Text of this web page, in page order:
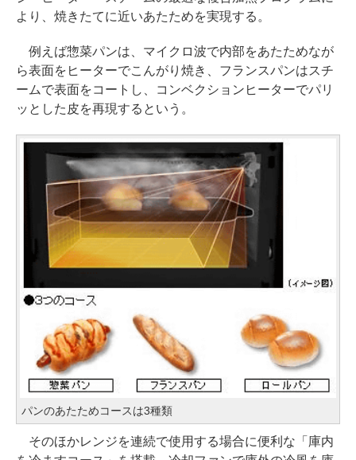
より、焼きたてに近いあたためを実現する。
例えば惣菜パンは、マイクロ波で内部をあたためなが
ら表面をヒーターでこんがり焼き、フランスパンはスチ
ームで表面をコートし、コンベクションヒーターでパリ
ッとした皮を再現するという。
パンのあたためコースは3種類
そのほかレンジを連続で使用する場合に便利な「庫内